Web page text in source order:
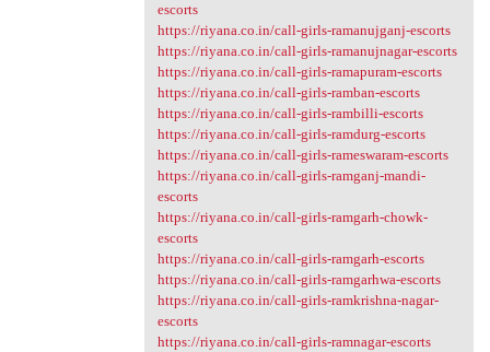
escorts
https://riyana.co.in/call-girls-ramanujganj-escorts
https://riyana.co.in/call-girls-ramanujnagar-escorts
https://riyana.co.in/call-girls-ramapuram-escorts
https://riyana.co.in/call-girls-ramban-escorts
https://riyana.co.in/call-girls-rambilli-escorts
https://riyana.co.in/call-girls-ramdurg-escorts
https://riyana.co.in/call-girls-rameswaram-escorts
https://riyana.co.in/call-girls-ramganj-mandi-
escorts
https://riyana.co.in/call-girls-ramgarh-chowk-
escorts
https://riyana.co.in/call-girls-ramgarh-escorts
https://riyana.co.in/call-girls-ramgarhwa-escorts
https://riyana.co.in/call-girls-ramkrishna-nagar-
escorts
https://riyana.co.in/call-girls-ramnagar-escorts